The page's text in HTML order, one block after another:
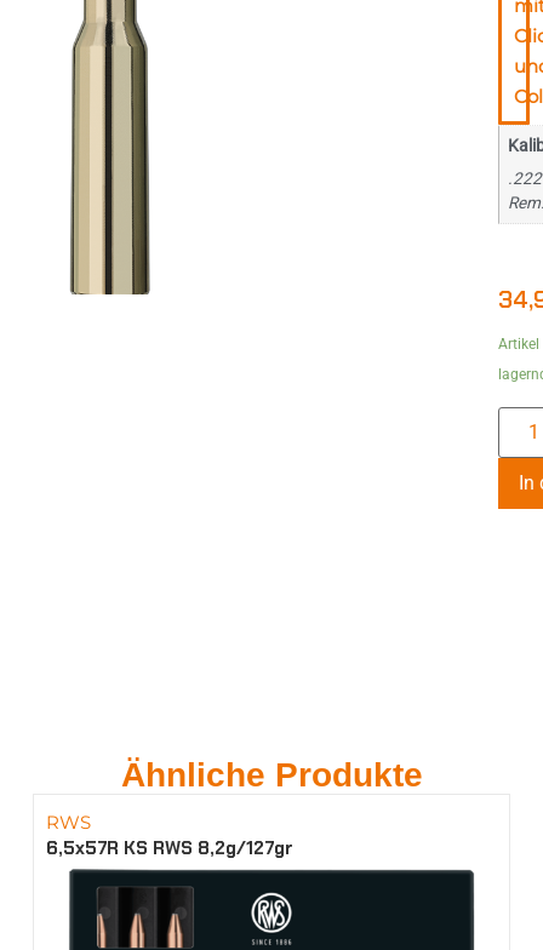
.222
Artikel
Ähnliche Produkte
RWS
6,5x57R KS RWS 8,2g/127gr